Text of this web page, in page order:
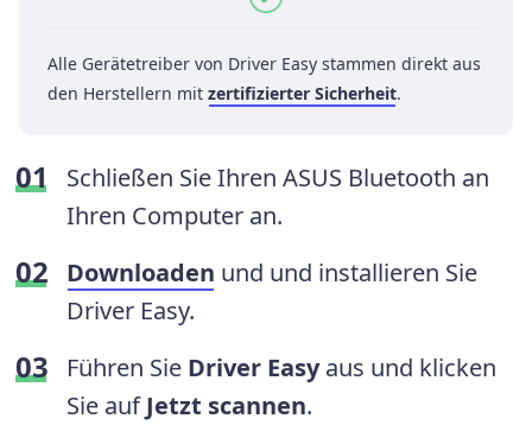
Alle Gerätetreiber von Driver Easy stammen direkt aus
den Herstellern mit zertifizierter Sicherheit.
Schließen Sie Ihren ASUS Bluetooth an
Ihren Computer an.
Downloaden und und installieren Sie
Driver Easy.
Führen Sie Driver Easyaus und klicken
Sie aufJetzt scannen.